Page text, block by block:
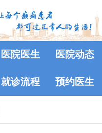
医院医生 医院动态
就诊流程 预约医生